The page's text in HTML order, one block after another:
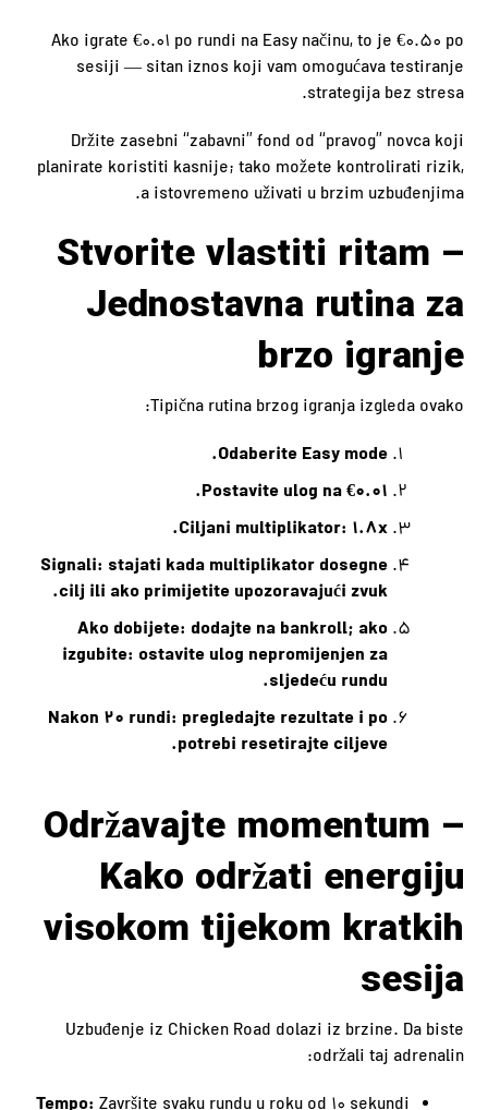
Ako igrate €0.01 po rundi na Easy načinu, to je €0.50 po
sesiji — sitan iznos koji vam omogućava testiranje
strategija bez stresa.
Držite zasebni “zabavni” fond od “pravog” novca koji
planirate koristiti kasnije; tako možete kontrolirati rizik,
a istovremeno uživati u brzim uzbuđenjima.
Stvorite vlastiti ritam –
Jednostavna rutina za
brzo igranje
Tipična rutina brzog igranja izgleda ovako:
Odaberite Easy mode.
Postavite ulog na €0.01.
Ciljani multiplikator: 1.8x.
Signali: stajati kada multiplikator dosegne
cilj ili ako primijetite upozoravajući zvuk.
Ako dobijete: dodajte na bankroll; ako
izgubite: ostavite ulog nepromijenjen za
sljedeću rundu.
Nakon 20 rundi: pregledajte rezultate i po
potrebi resetirajte ciljeve.
Održavajte momentum –
Kako održati energiju
visokom tijekom kratkih
sesija
Uzbuđenje iz Chicken Road dolazi iz brzine. Da biste
održali taj adrenalin: